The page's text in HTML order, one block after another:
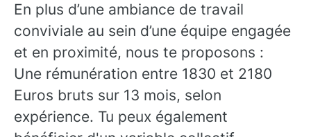
En plus d’une ambiance de travail
conviviale au sein d’une équipe engagée
et en proximité, nous te proposons :
Une rémunération entre 1830 et 2180
Euros bruts sur 13 mois, selon
expérience. Tu peux également